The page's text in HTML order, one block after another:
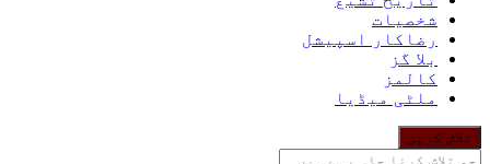
شخصیات
رضاکار اسپیشل
بلا گز
کالمز
ملٹی میڈیا
جو
تلاش